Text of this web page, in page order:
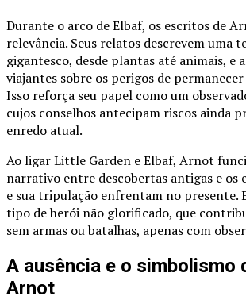
Durante o arco de Elbaf, os escritos de
relevância. Seus relatos descrevem uma
gigantesco, desde plantas até animais, e
viajantes sobre os perigos de
Isso reforça seu papel como um
cujos conselhos antecipam riscos ainda
enredo atual.
Ao ligar Little Garden e Elbaf, Arnot
narrativo entre descobertas antigas e os
e sua tripulação enfrentam no presente.
tipo de herói não glorificado, que
sem armas ou batalhas, apenas com
A ausência e o simbolismo
Arnot